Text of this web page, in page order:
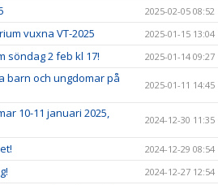
2025-02-05 08:52
vuxna VT-2025 2025-01-15 13:04
söndag 2 feb kl 17! 2025-01-14 09:27
barn och ungdomar på
2025-01-11 14:45
10-11 januari 2025,
2024-12-30 11:35
2024-12-29 08:54
2024-12-27 12:54